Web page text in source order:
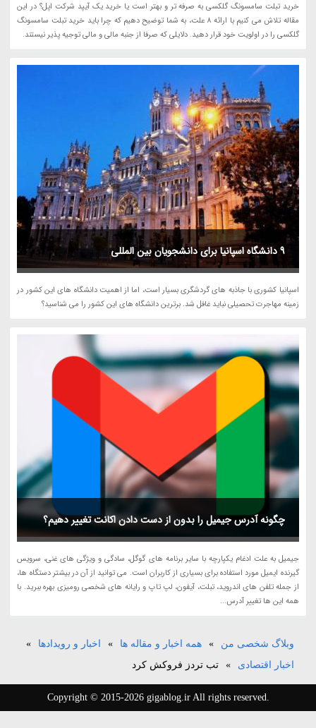
خرید تبلت سامسونگ گلکسی به صرفه تر و بهتر است یا خرید یک آیپد شرکت اپل؟ در این
مقاله تلاش می کنیم با ارائه 8 علت، به شما توضیح دهیم که چرا باید خرید تبلت سامسونگ
گلکسی را در اولویت خود قرار دهید. دلایلی که صرفا از جنبه مالی و مالی توجیه پذیر نیستند.
9 دانشگاه اسپانیا برای دانشجویان بین المللی
اسپانیا کشوری با جاذبه های گردشگری بسیار است، اما از اهمیت دانشگاه های این کشور در
زمینه مهاجرت تحصیلی نباید غافل شد. برترین دانشگاه های این کشور را می شناسید؟
چگونه آدرس جیمیل را بدون از دست دادن اکانت تغییر دهیم؟
جیمیل به علت ادغام یکپارچه با سایر برنامه های گوگل، سادگی و ویژگی های غنی، سرویس
گیرنده ایمیل مورد استفاده برای بسیاری از کاربران است. می توانید از آن در بیشتر دستگاه ها،
از جمله تلفن های اندروید، تبلت، آیفون، لپ تاپ و رایانه های شخصی رومیزی بهره ببرید. با
همه این ها تغییر آدرس...
وبلاگ شخصی من » همه اخبار و مقاله ها » اخبار و رویدادها
»
اخبار اقتصادی
» تب تردز فروکش کرد
Copyright © 2015-2026 gigablog.ir All rights reserved.